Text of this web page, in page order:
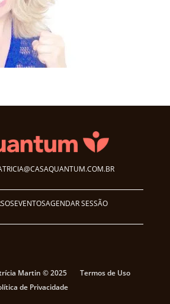
EVENTOSAGENDAR SESSÃO
Martin © 2025
Termos de Uso
de Privacidade